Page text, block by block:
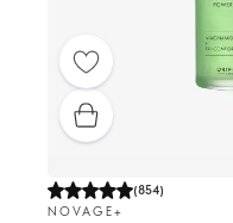
(854)
NOVAGE+